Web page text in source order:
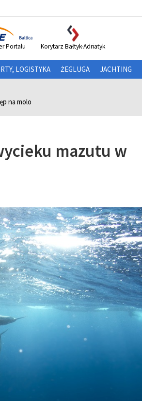
Portalu Korytarz Bałtyk-Adriatyk
LOGISTYKA ŻEGLUGA JACHTING
na molo
mazutu w